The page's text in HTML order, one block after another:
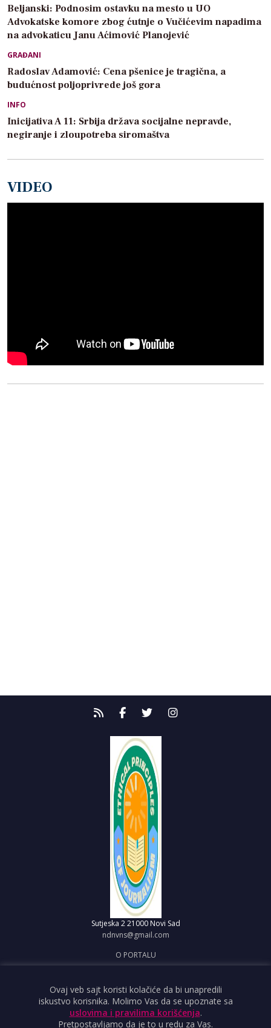
Beljanski: Podnosim ostavku na mesto u UO
Advokatske komore zbog ćutnje o Vučićevim napadima
na advokaticu Janu Aćimović Planojević
GRAĐANI
Radoslav Adamović: Cena pšenice je tragična, a
budućnost poljoprivrede još gora
INFO
Inicijativa A 11: Srbija država socijalne nepravde,
negiranje i zloupotreba siromaštva
VIDEO
Sutjeska 2 21000 Novi Sad
ndnvns@gmail.com
O PORTALU
OBJAVI VEST
USLOVI KORIŠĆENJA
Ovaj veb sajt koristi kolačiće da bi unapredili
iskustvo korisnika. Molimo Vas da se upoznate sa
uslovima i pravilima korišćenja.
Pretpostavljamo da je to u redu za Vas.